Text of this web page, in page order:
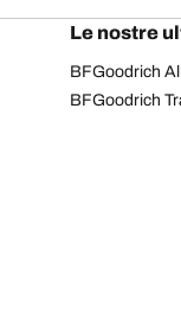
Le nostre
BFGoodrich
BFGoodrich